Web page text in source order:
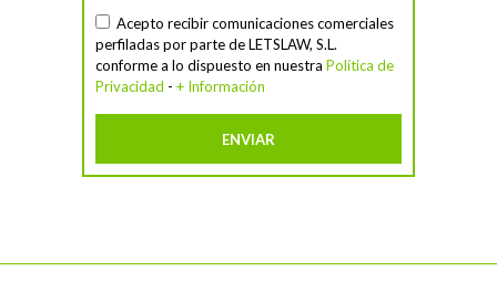
Acepto recibir comunicaciones comerciales
perfiladas por parte de LETSLAW, S.L.
conforme a lo dispuesto en nuestra Política de
Privacidad - + Información